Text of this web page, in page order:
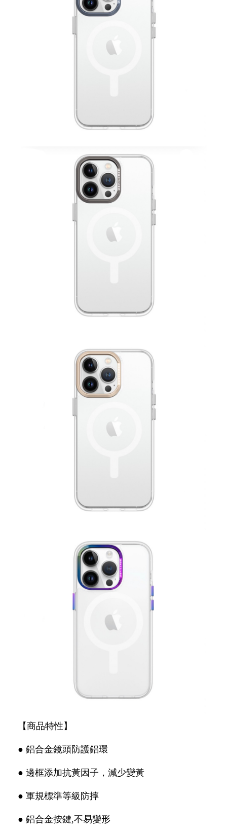
【商品特性】
● 鋁合金鏡頭防護鋁環
● 邊框添加抗黃因子，減少變黃
● 軍規標準等級防摔
● 鋁合金按鍵,不易變形